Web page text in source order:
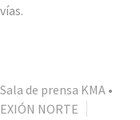
Sala de prensa KMA •
NORTE